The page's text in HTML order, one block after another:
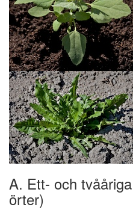
A. Ett- och
örter)